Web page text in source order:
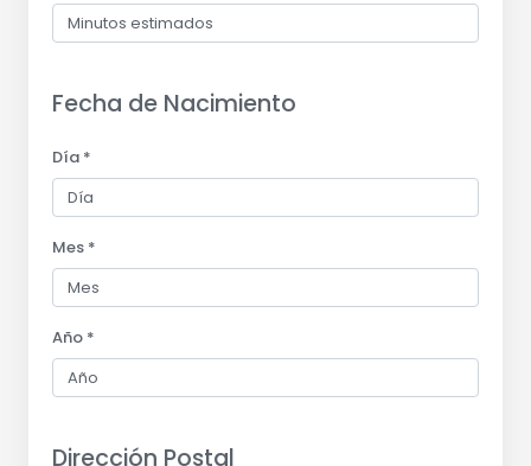
Fecha de Nacimiento
Día *
Mes *
Año *
Dirección Postal